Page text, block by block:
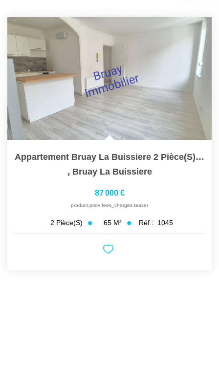
Gestion Locative
Copropriétés
Contact Collaborateurs
CONTACT
ACCES COPRO
Appartement Bruay La Buissiere 2 Pièce(s) 65 M2
, Bruay La Buissiere
87 000 €
product.price.fees_charges.teaser
2 Pièce(s) 65 M² Réf : 1045